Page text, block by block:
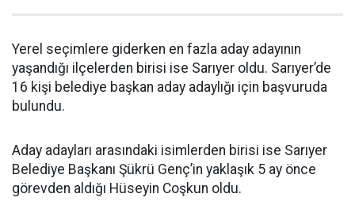
Yerel seçimlere giderken en fazla aday adayının
yaşandığı ilçelerden birisi ise Sarıyer oldu. Sarıyer’de
16 kişi belediye başkan aday adaylığı için başvuruda
bulundu.
Aday adayları arasındaki isimlerden birisi ise Sarıyer
Belediye Başkanı Şükrü Genç’in yaklaşık 5 ay önce
görevden aldığı Hüseyin Coşkun oldu.